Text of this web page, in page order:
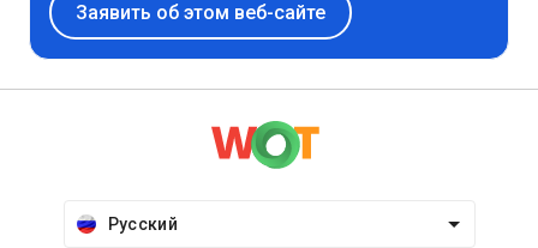
Заявить об этом веб-сайте
Русский